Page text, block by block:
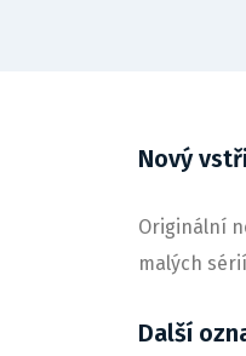
Nový
Originální
malých
Další